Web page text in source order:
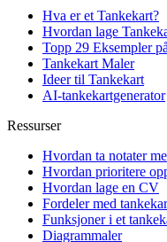
Hva er et Tankekart?
Hvordan lage
Topp 29 Eksempler
Tankekart Maler
Ideer til Tankekart
AI-tankekartgenerator
Ressurser
Hvordan ta notater
Hvordan prioritere
Hvordan lage en CV
Fordeler med
Funksjoner i et
Diagrammaler